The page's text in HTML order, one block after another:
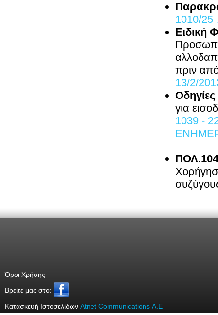
1010/
Ειδική
πριν
13/2/
για
1039 -
Όροι Χρήσης
Bρείτε μας στο:
Κατασκευή Ιστοσελίδων Atnet Communications Α.Ε